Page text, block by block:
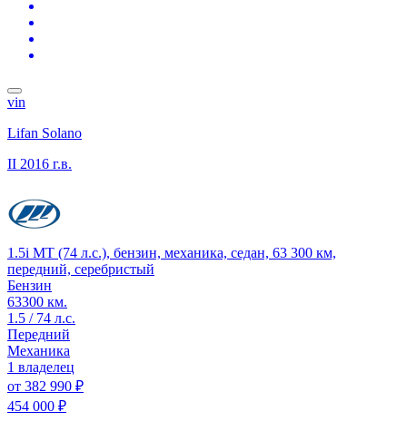
vin
Lifan Solano
II 2016 г.в.
1.5i MT (74 л.с.), бензин, механика, седан, 63 300 км,
передний, серебристый
Бензин
63300 км.
1.5 / 74 л.с.
Передний
Механика
1 владелец
от 382 990 ₽
454 000 ₽